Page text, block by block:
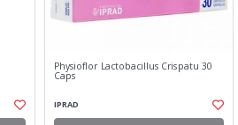
Physioflor Lactobacillus Crispatu 30
Caps
IPRAD